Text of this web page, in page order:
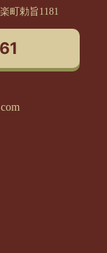
町勅旨1181